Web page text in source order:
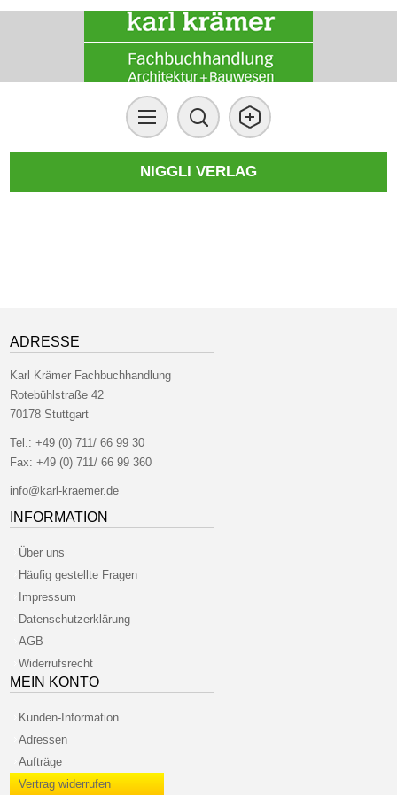
NIGGLI VERLAG
ADRESSE
Karl Krämer Fachbuchhandlung
Rotebühlstraße 42
70178 Stuttgart
Tel.:+49 (0) 711/ 66 99 30
Fax: +49 (0) 711/ 66 99 360
info@karl-kraemer.de
INFORMATION
Über uns
Häufig gestellte Fragen
Impressum
Datenschutzerklärung
AGB
Widerrufsrecht
MEIN KONTO
Kunden-Information
Adressen
Aufträge
Vertrag widerrufen